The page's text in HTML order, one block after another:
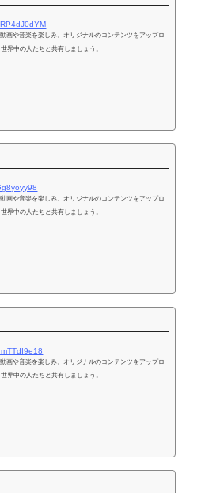
画や音楽を楽しみ、オリジナルのコンテンツをアップロ
界中の人たちと共有しましょう。
画や音楽を楽しみ、オリジナルのコンテンツをアップロ
界中の人たちと共有しましょう。
画や音楽を楽しみ、オリジナルのコンテンツをアップロ
界中の人たちと共有しましょう。